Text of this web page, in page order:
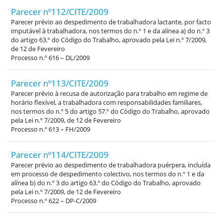
Parecer nº112/CITE/2009
Parecer prévio ao despedimento de trabalhadora lactante, por facto
imputável à trabalhadora, nos termos do n.º 1 e da alínea a) do n.º 3
do artigo 63.º do Código do Trabalho, aprovado pela Lei n.º 7/2009,
de 12 de Fevereiro
Processo n.º 616 – DL/2009
Parecer nº113/CITE/2009
Parecer prévio à recusa de autorização para trabalho em regime de
horário flexível, a trabalhadora com responsabilidades familiares,
nos termos do n.º 5 do artigo 57.º do Código do Trabalho, aprovado
pela Lei n.º 7/2009, de 12 de Fevereiro
Processo n.º 613 – FH/2009
Parecer nº114/CITE/2009
Parecer prévio ao despedimento de trabalhadora puérpera, incluída
em processo de despedimento colectivo, nos termos do n.º 1 e da
alínea b) do n.º 3 do artigo 63.º do Código do Trabalho, aprovado
pela Lei n.º 7/2009, de 12 de Fevereiro
Processo n.º 622 – DP-C/2009